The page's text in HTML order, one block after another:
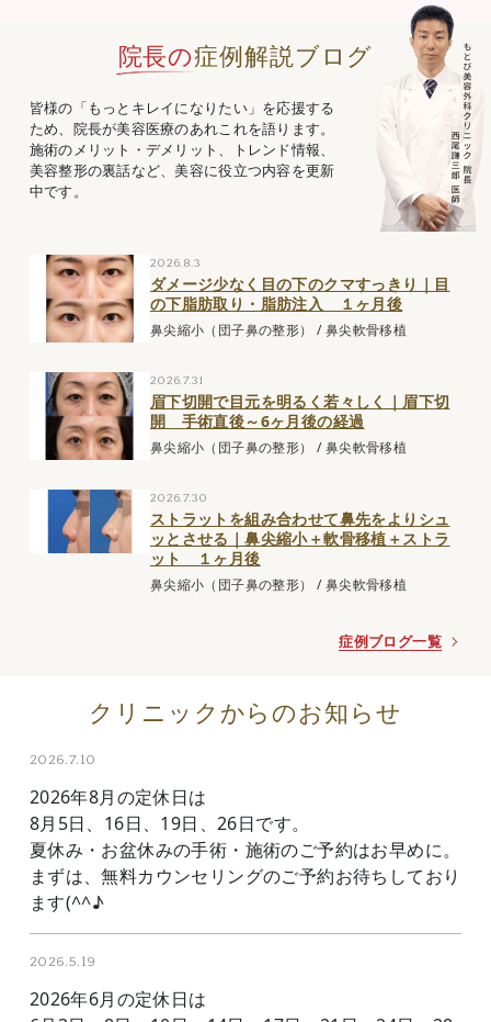
院長の症例解説ブログ
皆様の「もっとキレイになりたい」を応援する
ため、院長が美容医療のあれこれを語ります。
施術のメリット・デメリット、トレンド情報、
美容整形の裏話など、美容に役立つ内容を更新
中です。
2026.8.3
ダメージ少なく目の下のクマすっきり｜目
の下脂肪取り・脂肪注入 １ヶ月後
鼻尖縮小（団子鼻の整形） /鼻尖軟骨移植
2026.7.31
眉下切開で目元を明るく若々しく｜眉下切
開 手術直後～6ヶ月後の経過
鼻尖縮小（団子鼻の整形） /鼻尖軟骨移植
2026.7.30
ストラットを組み合わせて鼻先をよりシュ
ッとさせる｜鼻尖縮小＋軟骨移植＋ストラ
ット １ヶ月後
鼻尖縮小（団子鼻の整形） /鼻尖軟骨移植
症例ブログ一覧
クリニックからのお知らせ
2026.7.10
2026年8月の定休日は
8月5日、16日、19日、26日です。
夏休み・お盆休みの手術・施術のご予約はお早めに。
まずは、無料カウンセリングのご予約お待ちしており
ます(^^♪
2026.5.19
2026年6月の定休日は